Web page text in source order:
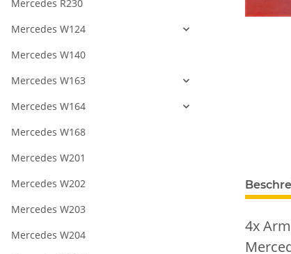
4x
Mercedes R230
Mercedes W124
Mercedes W140
Mercedes W163
Mercedes W164
Mercedes W168
Mercedes W201
Mercedes W202
Mercedes W203
Mercedes W204